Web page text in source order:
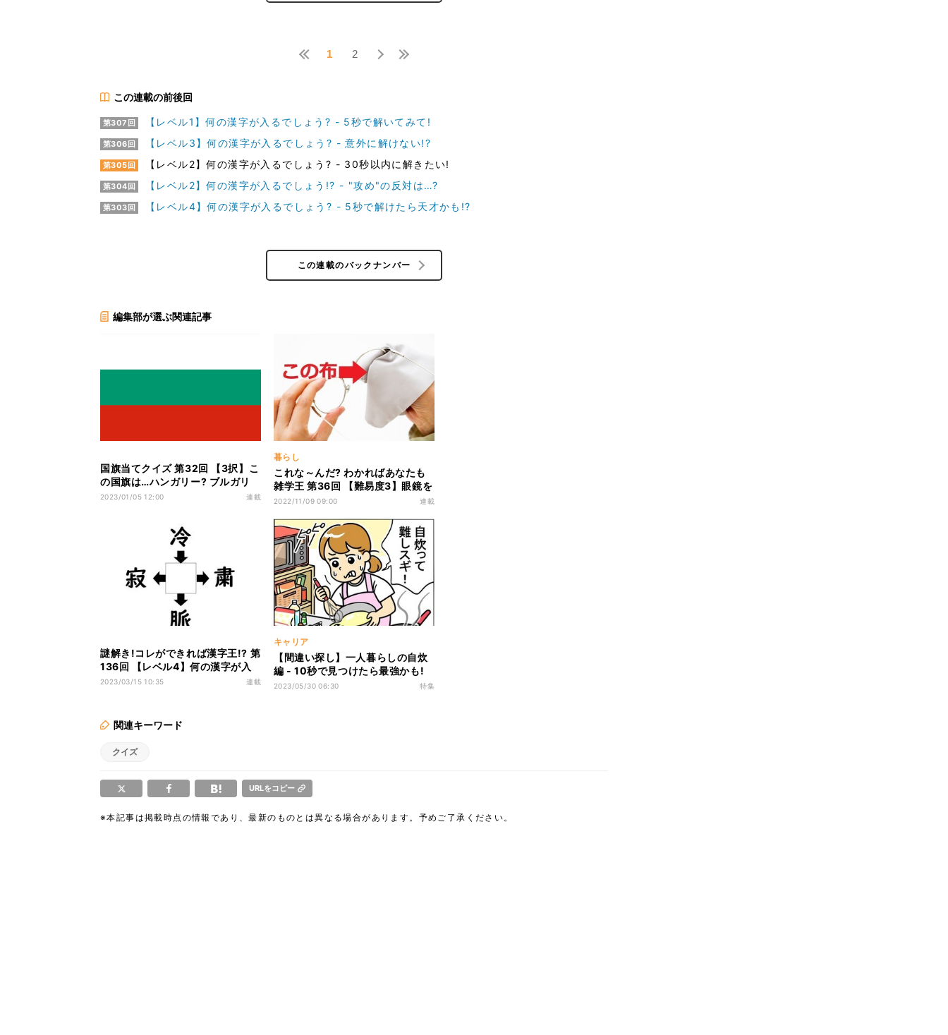
1 2
この連載の前後回
第307回 【レベル1】何の漢字が入るでしょう? - 5秒で解いてみて!
第306回 【レベル3】何の漢字が入るでしょう? - 意外に解けない!?
第305回 【レベル2】何の漢字が入るでしょう? - 30秒以内に解きたい!
第304回 【レベル2】何の漢字が入るでしょう!? - "攻め"の反対は…?
第303回 【レベル4】何の漢字が入るでしょう? - 5秒で解けたら天才かも!?
この連載のバックナンバー
編集部が選ぶ関連記事
国旗当てクイズ 第32回 【3択】こ
の国旗は…ハンガリー? ブルガリ
ア? それともタジキスタン?
2023/01/05 12:00 連載
暮らし
これな～んだ? わかればあなたも
雑学王 第36回 【難易度3】眼鏡を
拭く布の名前、知ってる?
2022/11/09 09:00 連載
謎解き!コレができれば漢字王!? 第
136回 【レベル4】何の漢字が入
るでしょう? - 5秒で解けたら名人
2023/03/15 10:35 連載
キャリア
【間違い探し】一人暮らしの自炊
編 - 10秒で見つけたら最強かも!
間違いだらけの新入社員
2023/05/30 06:30 特集
関連キーワード
クイズ
URLをコピー
※本記事は掲載時点の情報であり、最新のものとは異なる場合があります。予めご了承ください。